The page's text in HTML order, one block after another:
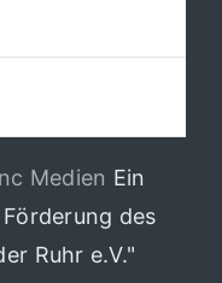
Medien Ein
des
Ruhr e.V."